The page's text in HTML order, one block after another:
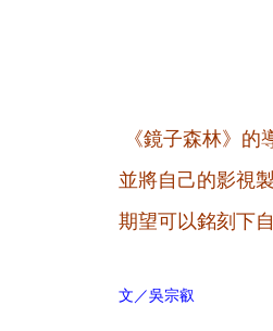
《鏡子森林》
並將自己的影視
期望可以銘刻下
文／吳宗叡